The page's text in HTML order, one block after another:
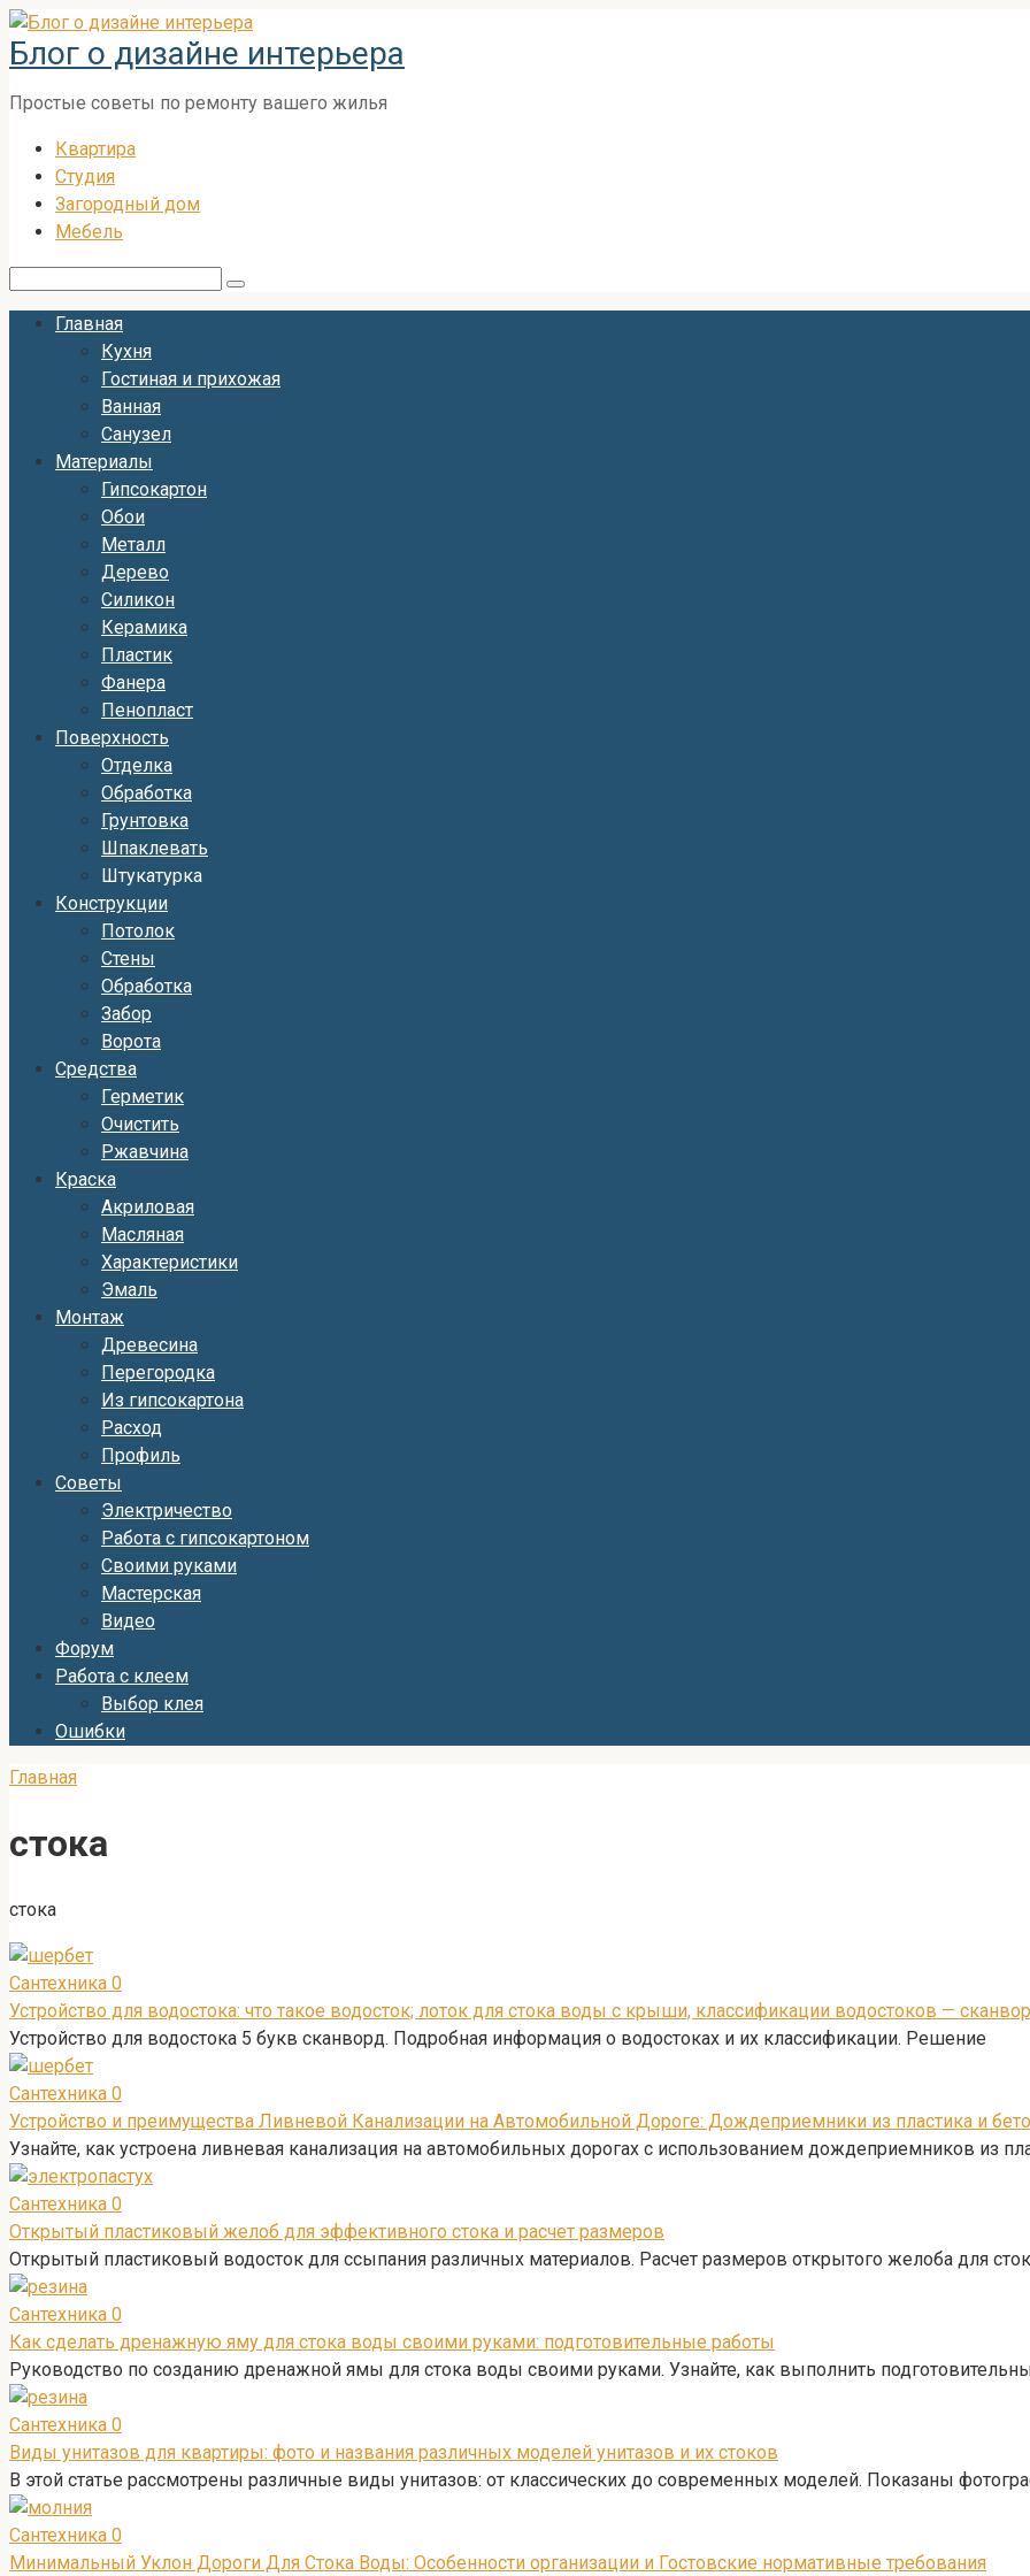
Перейти
к
контенту
Блог о дизайне интерьера
Простые советы по ремонту вашего жилья
Квартира
Студия
Загородный дом
Мебель
Главная
Кухня
Гостиная и прихожая
Ванная
Санузел
Материалы
Гипсокартон
Обои
Металл
Дерево
Силикон
Керамика
Пластик
Фанера
Пенопласт
Поверхность
Отделка
Обработка
Грунтовка
Шпаклевать
Штукатурка
Конструкции
Потолок
Стены
Обработка
Забор
Ворота
Средства
Герметик
Очистить
Ржавчина
Краска
Акриловая
Масляная
Характеристики
Эмаль
Монтаж
Древесина
Перегородка
Из гипсокартона
Расход
Профиль
Советы
Электричество
Работа с гипсокартоном
Своими руками
Мастерская
Видео
Форум
Работа с клеем
Выбор клея
Ошибки
Главная
стока
стока
Сантехника 0
Устройство для водостока: что такое водосток; лоток для стока воды с крыши, классификации водостоков —
Устройство для водостока 5 букв сканворд. Подробная информация о водостоках и их классификации. Решение
Сантехника 0
Устройство и преимущества Ливневой Канализации на Автомобильной Дороге: Дождеприемники из пластика и
Узнайте, как устроена ливневая канализация на автомобильных дорогах с использованием дождеприемников из
Сантехника 0
Открытый пластиковый желоб для эффективного стока и расчет размеров
Открытый пластиковый водосток для ссыпания различных материалов. Расчет размеров открытого желоба для
Сантехника 0
Как сделать дренажную яму для стока воды своими руками: подготовительные работы
Руководство по созданию дренажной ямы для стока воды своими руками. Узнайте, как выполнить
Сантехника 0
Виды унитазов для квартиры: фото и названия различных моделей унитазов и их стоков
В этой статье рассмотрены различные виды унитазов: от классических до современных моделей. Показаны
Сантехника 0
Минимальный Уклон Дороги Для Стока Воды: Особенности организации и Гостовские нормативные требования